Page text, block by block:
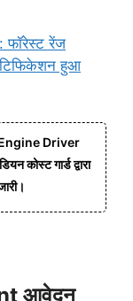
रेंज
हुआ
Driver
कोस्ट गार्ड द्वारा
आवेदन